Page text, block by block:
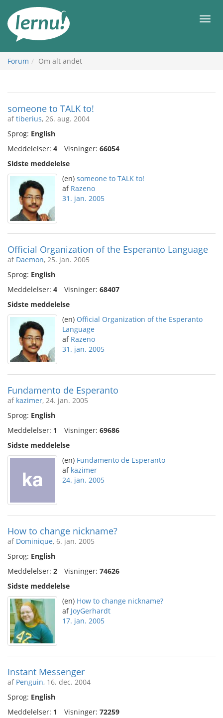
indholdet
Forum Om alt andet
someone to TALK to!
aftiberius, 26. aug. 2004
Sprog: English
Meddelelser: 4 Visninger: 66054
Sidste meddelelse
(en) someone to TALK to!
af Razeno
31. jan. 2005
Official Organization of the Esperanto Language
af Daemon, 25. jan. 2005
Sprog: English
Meddelelser: 4 Visninger: 68407
Sidste meddelelse
(en) Official Organization of the Esperanto
Language
af Razeno
31. jan. 2005
Fundamento de Esperanto
af kazimer, 24. jan. 2005
Sprog: English
Meddelelser: 1 Visninger: 69686
Sidste meddelelse
(en) Fundamento de Esperanto
af kazimer
24. jan. 2005
How to change nickname?
af Dominique, 6. jan. 2005
Sprog: English
Meddelelser: 2 Visninger: 74626
Sidste meddelelse
(en) How to change nickname?
af JoyGerhardt
17. jan. 2005
Instant Messenger
af Penguin, 16. dec. 2004
Sprog: English
Meddelelser: 1 Visninger: 72259